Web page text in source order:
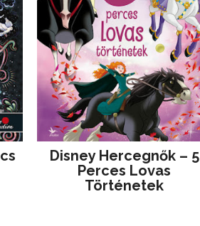
Disney ​Hercegnők – 5
Perces Lovas
Történetek